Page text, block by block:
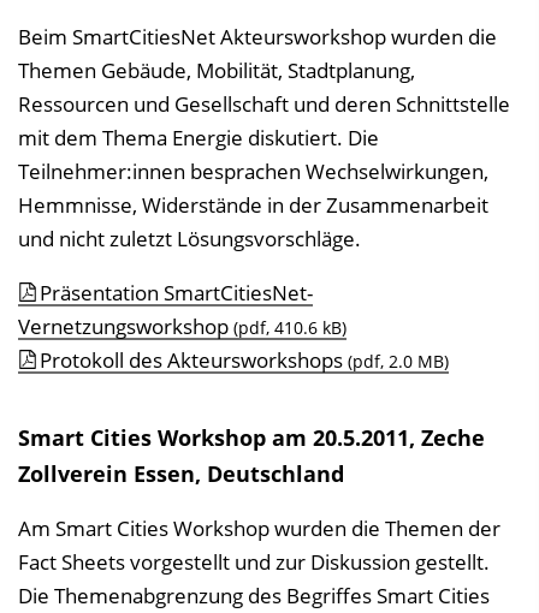
Beim SmartCitiesNet Akteursworkshop wurden die
Themen Gebäude, Mobilität, Stadtplanung,
Ressourcen und Gesellschaft und deren Schnittstelle
mit dem Thema Energie diskutiert. Die
Teilnehmer:innen besprachen Wechselwirkungen,
Hemmnisse, Widerstände in der Zusammenarbeit
und nicht zuletzt Lösungsvorschläge.
Präsentation SmartCitiesNet-
Vernetzungsworkshop (pdf, 410.6 kB)
Protokoll des Akteursworkshops (pdf, 2.0 MB)
Smart Cities Workshop am 20.5.2011, Zeche
Zollverein Essen, Deutschland
Am Smart Cities Workshop wurden die Themen der
Fact Sheets vorgestellt und zur Diskussion gestellt.
Die Themenabgrenzung des Begriffes Smart Cities